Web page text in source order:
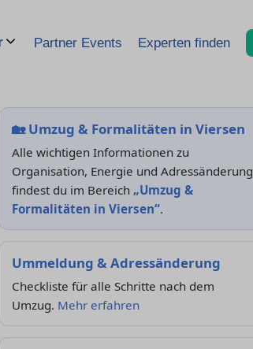
Partner Events Experten finden
🏡Umzug & Formalitäten in Viersen
Alle wichtigen Informationen zu
Organisation, Energie und Adressänderung
findest du im Bereich „Umzug &
Formalitäten in Viersen“.
Ummeldung & Adressänderung
Checkliste für alle Schritte nach dem
Umzug. Mehr erfahren